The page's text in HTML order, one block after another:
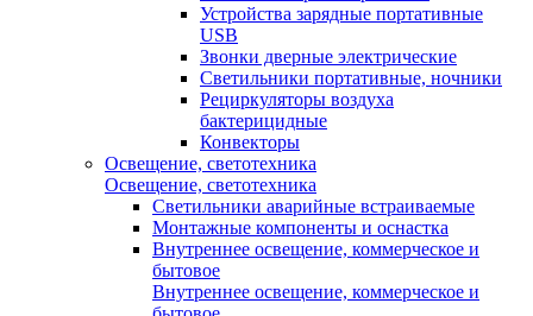
Устройства зарядные портативные
USB
Звонки дверные электрические
Светильники портативные, ночники
Рециркуляторы воздуха
бактерицидные
Конвекторы
Освещение, светотехника
Освещение, светотехника
Светильники аварийные встраиваемые
Монтажные компоненты и оснастка
Внутреннее освещение, коммерческое и
бытовое
Внутреннее освещение, коммерческое и